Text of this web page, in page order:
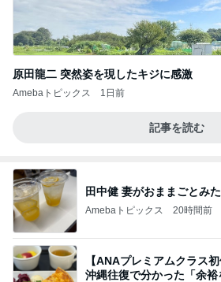
原田龍二 突然姿を現したキジに感激
Amebaトピックス 1日前
記事を読む
田中健 妻がおままごとみ
Amebaトピックス 20時間前
【ANAプレミアムクラス
沖縄往復で分かった「余